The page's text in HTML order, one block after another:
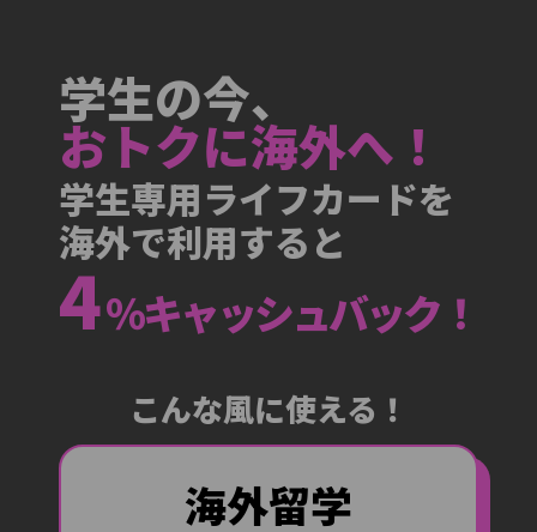
学生の今、
おトクに海外へ ！
学生専用ライフカードを
海外で利用すると
4％キャッシュバック！
こんな風に使える！
卒業旅行
海外留学
ワーキング